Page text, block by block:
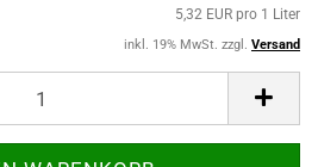
5,32 EUR pro 1 Liter
inkl. 19% MwSt. zzgl. Versand